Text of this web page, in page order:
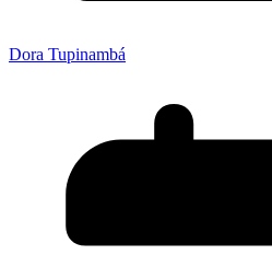
Dora Tupinambá